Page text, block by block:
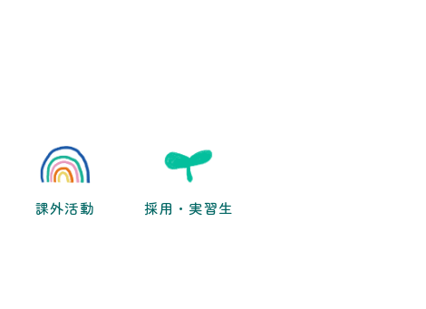
課外活動 採用・実習生